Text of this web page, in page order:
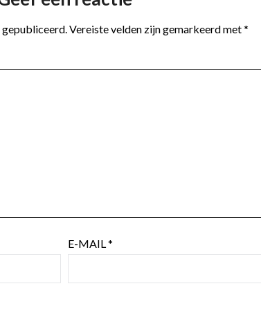
Vereiste velden zijn gemarkeerd met*
E-MAIL*